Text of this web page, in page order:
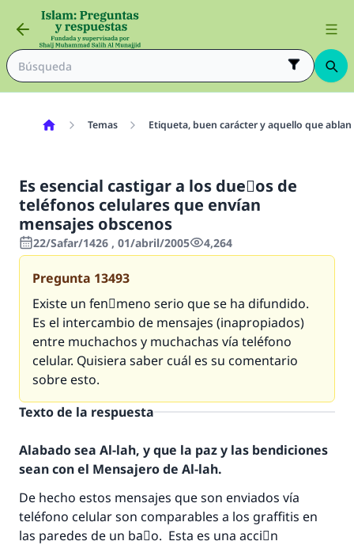
Temas Etiqueta, buen carácter y aquello que
Es esencial castigar a los dueٌos de
teléfonos celulares que envían
mensajes obscenos
22/Safar/1426 , 01/abril/2005 4,264
Pregunta 13493
Existe un fenَmeno serio que se ha difundido.
Es el intercambio de mensajes (inapropiados)
entre muchachos y muchachas vía teléfono
celular. Quisiera saber cuál es su comentario
sobre esto.
Texto de la respuesta
Alabado sea Al-lah, y que la paz y las bendiciones
sean con el Mensajero de Al-lah.
De hecho estos mensajes que son enviados vía
teléfono celular son comparables a los graffitis en
las paredes de un baٌo. Esta es una acciَn